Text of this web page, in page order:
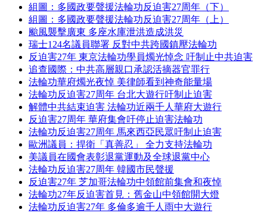
組圖：多國政要聲援法輪功反迫害27周年（下）
組圖：多國政要聲援法輪功反迫害27周年（上）
颱風襲擊廣東 多座水庫泄洪造成洪災
瑞士124名議員聯署 反對中共跨國鎮壓法輪功
反迫害27年 東京法輪功學員燭光悼念 吁制止中共迫害
追查國際：中共高層親口承認活摘器官罪行
法輪功華府燭光夜悼 美律師看到神奇能量場
法輪功反迫害27周年 台北大遊行吁制止迫害
解體中共結束迫害 法輪功近兩千人華府大遊行
反迫害27周年 華府集會吁停止迫害法輪功
法輪功反迫害27周年 馬來西亞民眾吁制止迫害
歐洲議員：捍衛「真善忍」 全力支持法輪功
美議員在國會表彰退黨運動及全球退黨中心
法輪功反迫害27周年 韓國市民聲援
反迫害27年 芝加哥法輪功中領館前集會和夜悼
法輪功27年反迫害首見：舊金山中領館開大燈
法輪功反迫害27年 多倫多逾千人雨中大遊行